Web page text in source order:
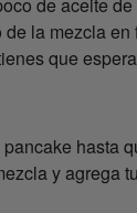
la mezcla en
que
hasta
y agrega